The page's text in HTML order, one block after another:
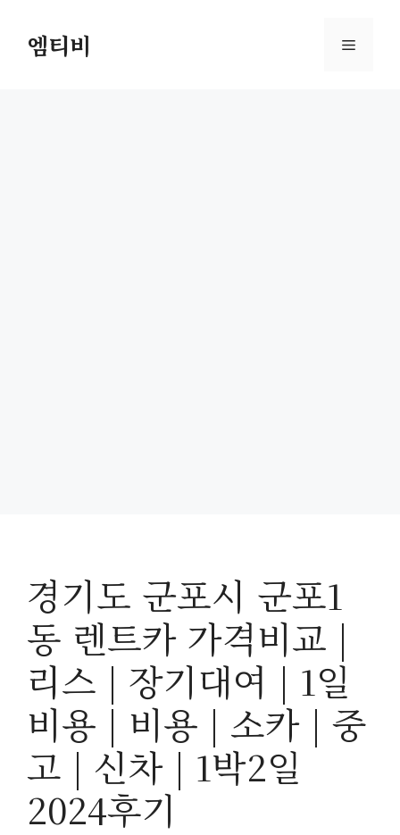
엠티비 메
경기도 군포시 군포1
동 렌트카 가격비교 |
리스 | 장기대여 | 1일
비용 | 비용 | 소카 | 중
고 | 신차 | 1박2일
2024후기